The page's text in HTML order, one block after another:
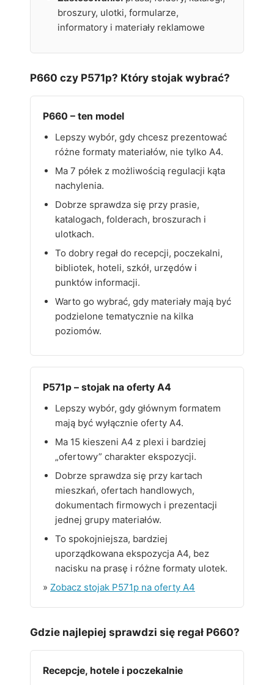
broszury, ulotki, formularze,
informatory i materiały reklamowe
P660 czy P571p? Który stojak wybrać?
P660 – ten model
Lepszy wybór, gdy chcesz prezentować
różne formaty materiałów, nie tylko A4.
Ma 7 półek z możliwością regulacji kąta
nachylenia.
Dobrze sprawdza się przy prasie,
katalogach, folderach, broszurach i
ulotkach.
To dobry regał do recepcji, poczekalni,
bibliotek, hoteli, szkół, urzędów i
punktów informacji.
Warto go wybrać, gdy materiały mają być
podzielone tematycznie na kilka
poziomów.
P571p – stojak na oferty A4
Lepszy wybór, gdy głównym formatem
mają być wyłącznie oferty A4.
Ma 15 kieszeni A4 z plexi i bardziej
„ofertowy” charakter ekspozycji.
Dobrze sprawdza się przy kartach
mieszkań, ofertach handlowych,
dokumentach firmowych i prezentacji
jednej grupy materiałów.
To spokojniejsza, bardziej
uporządkowana ekspozycja A4, bez
nacisku na prasę i różne formaty ulotek.
» Zobacz stojak P571p na oferty A4
Gdzie najlepiej sprawdzi się regał P660?
Recepcje, hotele i poczekalnie